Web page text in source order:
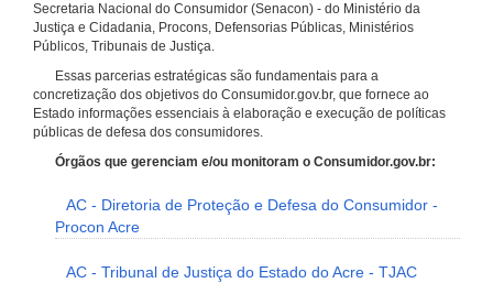
Secretaria Nacional do Consumidor (Senacon) - do Ministério da
Justiça e Cidadania, Procons, Defensorias Públicas, Ministérios
Públicos, Tribunais de Justiça.
Essas parcerias estratégicas são fundamentais para a
concretização dos objetivos do Consumidor.gov.br, que fornece ao
Estado informações essenciais à elaboração e execução de políticas
públicas de defesa dos consumidores.
Órgãos que gerenciam e/ou monitoram o Consumidor.gov.br:
AC - Diretoria de Proteção e Defesa do Consumidor -
Procon Acre
AC - Tribunal de Justiça do Estado do Acre - TJAC